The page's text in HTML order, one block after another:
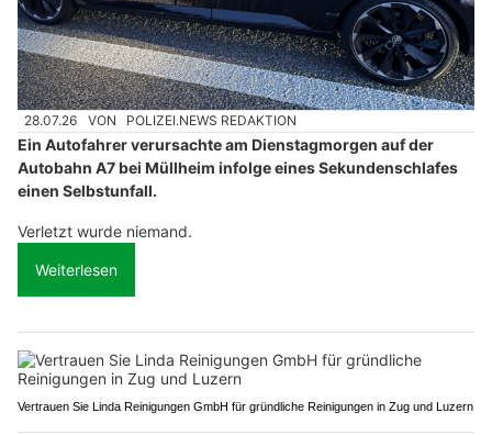
28.07.26 VON POLIZEI.NEWS REDAKTION
Ein Autofahrer verursachte am Dienstagmorgen auf der
Autobahn A7 bei Müllheim infolge eines Sekundenschlafes
einen Selbstunfall.
Verletzt wurde niemand.
Weiterlesen
Vertrauen Sie Linda Reinigungen GmbH für gründliche Reinigungen in Zug und Luzern